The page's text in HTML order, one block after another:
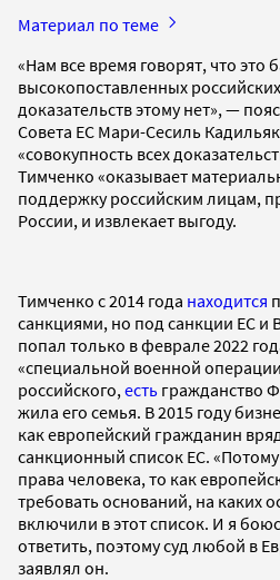
Материал по теме
«Нам все время говорят, что это
высокопоставленных
доказательств этому нет», —
Совета ЕС Мари-Сесиль
«совокупность всех
Тимченко «оказывает
поддержку российским лицам,
России, и извлекает выгоду.
Тимченко с 2014 года находится
санкциями, но под санкции ЕС и
попал только в феврале 2022
«специальной военной
российского, есть гражданство
жила его семья. В 2015 году
как европейский гражданин
санкционный список ЕС.
права человека, то как
требовать оснований, на каких
включили в этот список. И я
ответить, поэтому суд любой в
заявлял он.